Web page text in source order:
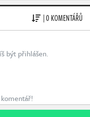
| 0 KOMENTÁŘŮ
být přihlášen.